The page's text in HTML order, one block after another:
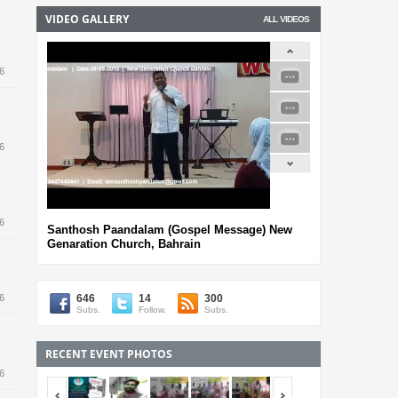
ALL VIDEOS
VIDEO GALLERY
Santhosh Paandalam (Gospel Message) New
Genaration Church, Bahrain
646
Subs.
14
Follow.
300
Subs.
RECENT EVENT PHOTOS
<span></span>